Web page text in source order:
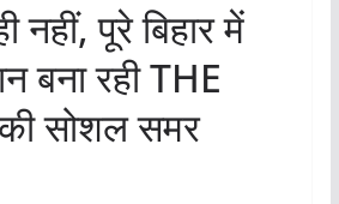
नहीं, पूरे बिहार में
बना रही THE
सोशल समर